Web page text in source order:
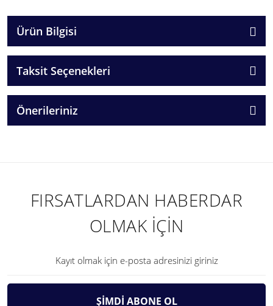
Ürün Bilgisi
Taksit Seçenekleri
Önerileriniz
FIRSATLARDAN HABERDAR
OLMAK İÇİN
ŞİMDİ ABONE OL